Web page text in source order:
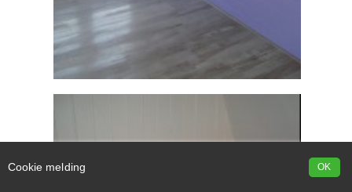
OK
Cookie melding